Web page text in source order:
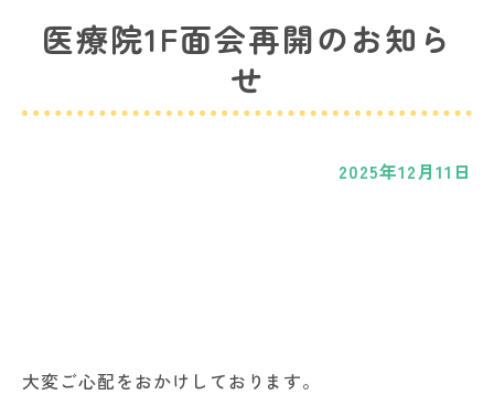
医療院1F面会再開のお知ら
せ
2025年12月11日
大変ご心配をおかけしております。